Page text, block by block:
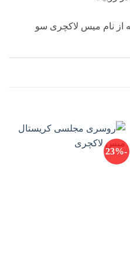
از نام میس لاکچری سو
-23%